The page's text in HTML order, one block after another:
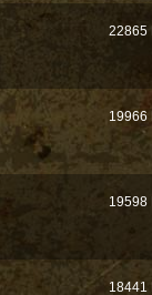
22865
19966
19598
18441